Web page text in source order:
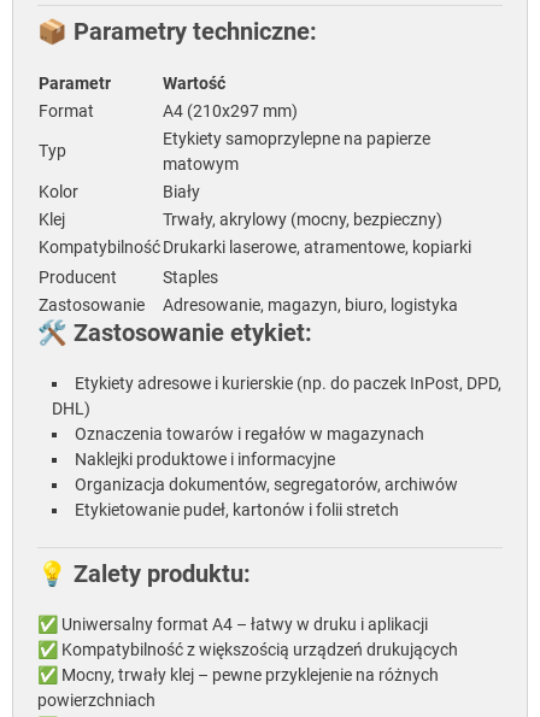
📦 Parametry techniczne:
Parametr
Wartość
Format
A4 (210x297 mm)
Typ
Etykiety samoprzylepne na papierze
matowym
Kolor
Biały
Klej
Trwały, akrylowy (mocny, bezpieczny)
KompatybilnośćDrukarki laserowe, atramentowe, kopiarki
Producent
Staples
Zastosowanie
Adresowanie, magazyn, biuro, logistyka
🛠️ Zastosowanie etykiet:
Etykiety adresowe i kurierskie (np. do paczek InPost, DPD,
DHL)
Oznaczenia towarów i regałów w magazynach
Naklejki produktowe i informacyjne
Organizacja dokumentów, segregatorów, archiwów
Etykietowanie pudeł, kartonów i folii stretch
💡 Zalety produktu:
✅ Uniwersalny format A4 – łatwy w druku i aplikacji
✅ Kompatybilność z większością urządzeń drukujących
✅ Mocny, trwały klej – pewne przyklejenie na różnych
powierzchniach